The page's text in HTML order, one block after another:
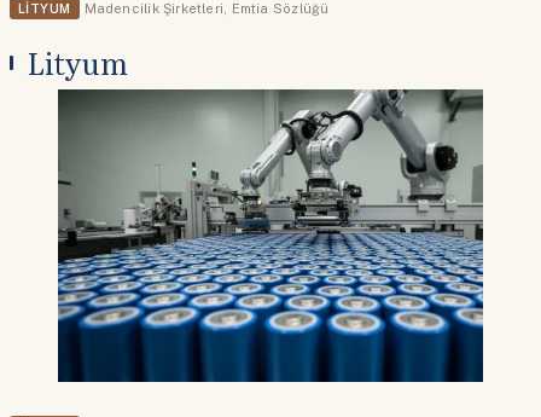
LITYUM Madencilik Şirketleri, Emtia Sözlüğü
Lityum